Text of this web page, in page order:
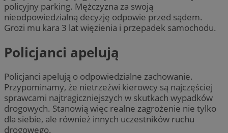
policyjny parking. Mężczyzna za swoją
nieodpowiedzialną decyzję odpowie przed sądem.
Grozi mu kara 3 lat więzienia i przepadek samochodu.
Policjanci apelują
Policjanci apelują o odpowiedzialne zachowanie.
Przypominamy, że nietrzeźwi kierowcy są najczęściej
sprawcami najtragiczniejszych w skutkach wypadków
drogowych. Stanowią więc realne zagrożenie nie tylko
dla siebie, ale również innych uczestników ruchu
drogowego.